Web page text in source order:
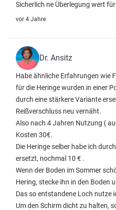
Sicherlich ne Überlegung wert
vor 4 Jahre
Dr. Ansitz
Habe ähnliche Erfahrungen wie
für die Heringe wurden in einer
durch eine stärkere Variante
Reißverschluss neu vernäht.
Also nach 4 Jahren Nutzung (
Kosten 30€.
Die Heringe selber habe ich
ersetzt, nochmal 10 € .
Wenn der Boden im Sommer
Hering, stecke ihn in den Boden
Das so entstandene Loch nutze
Um den Schirm dicht zu halten,